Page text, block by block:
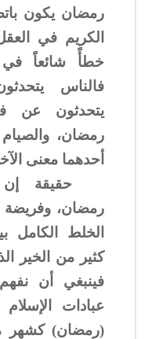
رمضان يكون
الكريم في
خطأً شائعاً في
فالناس
يتحدثون عن
رمضان،
أحدهما معنى
حقيقة
رمضان، وفريضة
الخلط الكامل
كثير من الخير
فينبغي أن
عبادات
(رمضان) كشهر